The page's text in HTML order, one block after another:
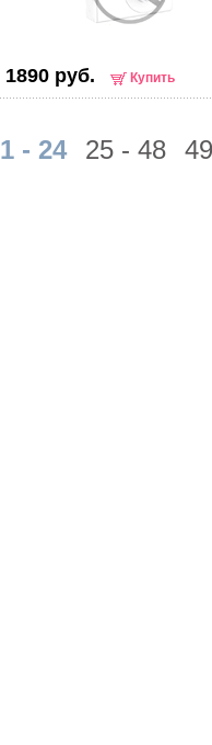
1890 руб. Купить
1 - 24 25 - 48